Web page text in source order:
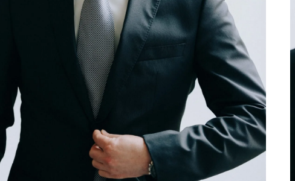
Der Drittauskunftsanspruch nach § 19
restriktive Auslegung, MarkenR 2016, S.
Automatisch generierte Bestätigungs-E-
Kommentar zu BGH, 15.12.2015 – VI ZR
2016, S. 236–239 (mit Simon Apel)
»Markenschutz und UWG«, in:
10, Baden-Baden 2009